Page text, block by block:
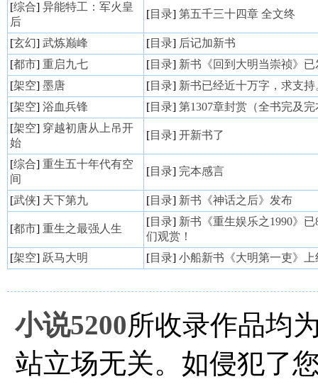
[综合] 异能特工：军火皇
后
[目录] 第五千三十四章 全文终
[玄幻] 武炼巅峰 [目录] 后记加新书
[都市] 重启九七 [目录] 新书《回到大明当崇祯》
[架空] 墨唐 [目录] 新书已经近十万字，求支持
[架空] 浴血兵锋 [目录] 第1307章封赏（全书完及
[架空] 穿越初唐从上吊开
始
[目录] 开新书了
[综合] 重生五十年代有空
间
[目录] 完本感言
[武侠] 天下第九 [目录] 新书《神话之后》发布
[都市] 重生之最强人生
[目录] 新书《重生娱乐之1990》
们观赏！
[架空] 跃马大明 [目录] 小船新书《大明第一吏》上
小说5200所收录作品均
站立场无关。如侵犯了